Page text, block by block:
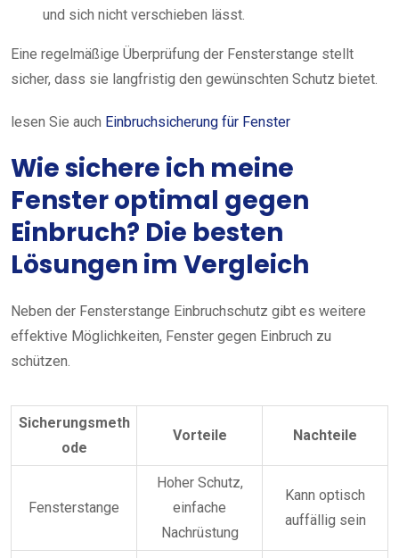
und sich nicht verschieben lässt.
Eine regelmäßige Überprüfung der Fensterstange stellt
sicher, dass sie langfristig den gewünschten Schutz bietet.
lesen Sie auch Einbruchsicherung für Fenster
Wie sichere ich meine
Fenster optimal gegen
Einbruch? Die besten
Lösungen im Vergleich
Neben der Fensterstange Einbruchschutz gibt es weitere
effektive Möglichkeiten, Fenster gegen Einbruch zu
schützen.
Sicherungsmeth
ode
Vorteile Nachteile
Fensterstange
Hoher Schutz,
einfache
Nachrüstung
Kann optisch
auffällig sein